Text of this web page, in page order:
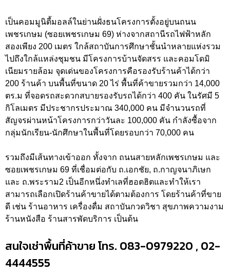
เป็นคอมมูนิตี้มอลล์ในย่านฝั่งธนโครงการตั้งอยู่บนถนน
เพชรเกษม (ซอยเพชรเกษม 69) ห่างจากสถานีรถไฟฟ้าหลัก
สองเพียง 200 เมตร ใกล้สถาบันการศึกษาชั้นนำหลายแห่งรวม
ไปถึงใกล้แหล่งชุมชน มีโครงการบ้านจัดสรร และคอมโดมิ
เนียมรายล้อม จุดเด่นของโครงการคือรองรับร้านค้าได้กว่า
200 ร้านค้า บนพื้นที่ขนาด 20 ไร่ พื้นที่ค้าขายรวมกว่า 14,000
ตร.ม ที่จอดรถสะดวกสบายรองรับรถได้กว่า 400 คัน ในรัศมี 5
กิโลเมตร มีประชากรประมาณ 340,000 คน มีจำนวนรถที่
สัญจรผ่านหน้าโครงการกว่าวันละ 100,000 คัน กำลังซื้อจาก
กลุ่มนักเรียน-นักศึกษาในพื้นที่โดยรอบกว่า 70,000 คน
รวมถึงมีเส้นทางเข้าออก ทั้งจาก ถนนสายหลักเพชรเกษม และ
ซอยเพชรเกษม 69 ที่เชื่อมต่อกับ ถ.เอกชัย, ถ.กาญจนาภิเษก
และ ถ.พระราม2 เป็นอีกหนึ่งทำเลที่ฮอตฮิตและทำให้เรา
สามารถเลือกเปิดร้านค้าขายได้ตามต้องการ โดยร้านค้าที่ขาย
ดี เช่น ร้านอาหาร เครื่องดื่ม สถาบันกวดวิชา สุขภาพความงาม
ร้านหนังสือ ร้านสารพัดบริการ เป็นต้น
สนใจเช่าพื้นที่ค้าขาย โทร. 083-0979220 , 02-
4444555